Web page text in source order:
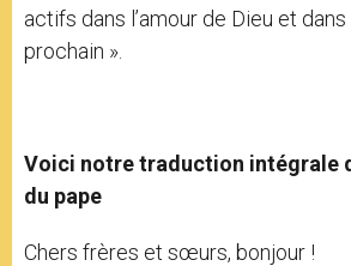
actifs dans l’amour de Dieu et dans
prochain ».
Voici notre traduction intégrale
du pape
Chers frères et sœurs, bonjour !